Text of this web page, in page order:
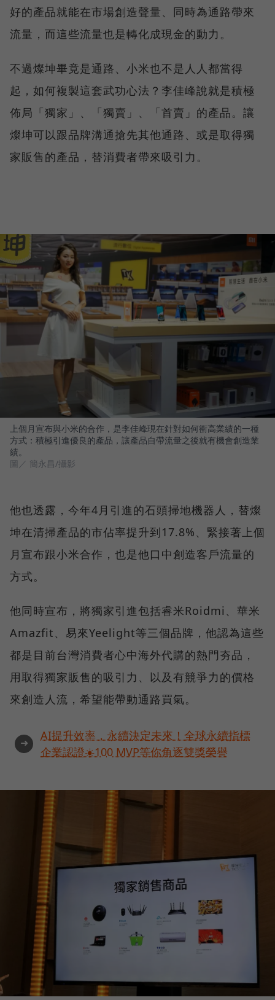
好的產品就能在市場創造聲量、同時為通路帶來
流量，而這些流量也是轉化成現金的動力。
不過燦坤畢竟是通路、小米也不是人人都當得
起，如何複製這套武功心法？李佳峰說就是積極
佈局「獨家」、「獨賣」、「首賣」的產品。讓
燦坤可以跟品牌溝通搶先其他通路、或是取得獨
家販售的產品，替消費者帶來吸引力。
上個月宣布與小米的合作，是李佳峰現在針對如何衝高業績的一種
方式：積極引進優良的產品，讓產品自帶流量之後就有機會創造業
績。
圖／ 簡永昌/攝影
他也透露，今年4月引進的石頭掃地機器人，替燦
坤在清掃產品的市佔率提升到17.8%、緊接著上個
月宣布跟小米合作，也是他口中創造客戶流量的
方式。
他同時宣布，將獨家引進包括睿米Roidmi、華米
Amazfit、易來Yeelight等三個品牌，他認為這些
都是目前台灣消費者心中海外代購的熱門夯品，
用取得獨家販售的吸引力、以及有競爭力的價格
來創造人流，希望能帶動通路買氣。
➜
AI提升效率，永續決定未來！全球永續指標
企業認證☀️100 MVP等你角逐雙獎榮譽